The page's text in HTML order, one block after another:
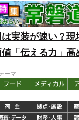
実装が速い？
「伝える力」
ーマ